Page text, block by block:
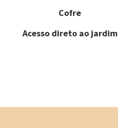
Cofre
Acesso direto ao jardim